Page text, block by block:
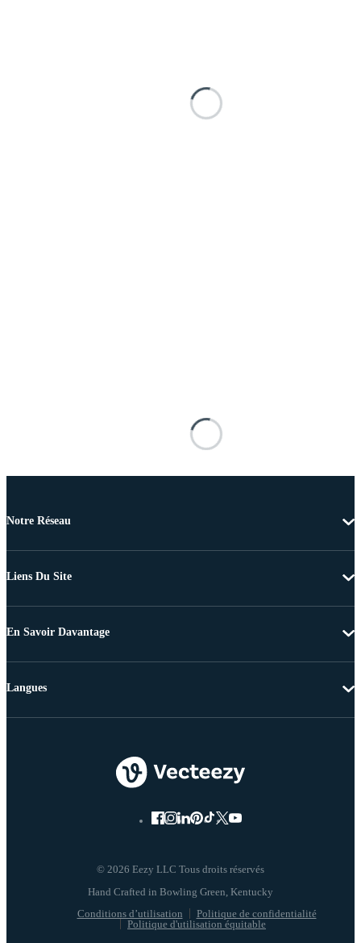
Notre Réseau
Liens Du Site
En Savoir Davantage
© 2026 Eezy LLC Tous droits réservés
Conditions d’utilisation
Politique de confidentialité
Politique d'utilisation équitable
Langues